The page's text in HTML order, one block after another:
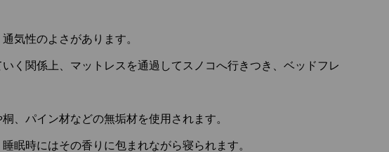
気性のよさがあります。
く関係上、マットレスを通過してスノコへ行きつき、ベッドフレ
、パイン材などの無垢材を使用されます。
眠時にはその香りに包まれながら寝られます。